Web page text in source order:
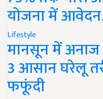
योजना में
Lifestyle
मानसून में
3 आसान घरेलू
फफूंदी